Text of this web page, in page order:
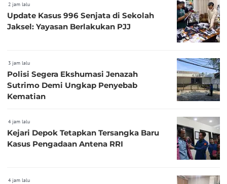
2 jam lalu
Update Kasus 996 Senjata di Sekolah
Jaksel: Yayasan Berlakukan PJJ
3 jam lalu
Polisi Segera Ekshumasi Jenazah
Sutrimo Demi Ungkap Penyebab
Kematian
4 jam lalu
Kejari Depok Tetapkan Tersangka Baru
Kasus Pengadaan Antena RRI
4 jam lalu